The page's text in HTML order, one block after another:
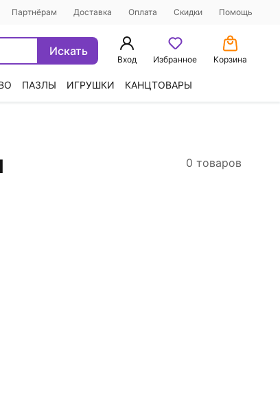
Партнёрам Доставка Оплата Скидки Помощь
Искать
Вход Избранное Корзина
ПАЗЛЫ ИГРУШКИ КАНЦТОВАРЫ
0 товаров